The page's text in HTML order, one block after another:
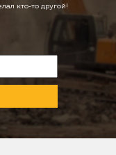
кто-то другой!